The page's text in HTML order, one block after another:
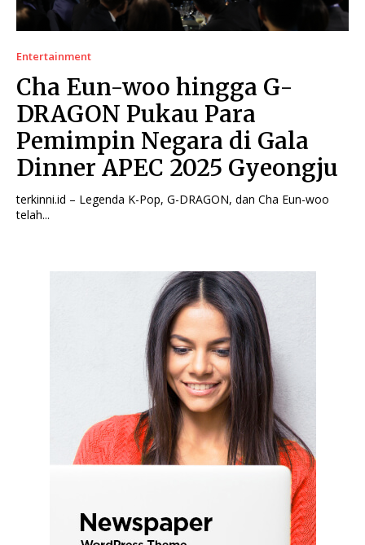
Entertainment
Cha Eun-woo hingga G-
DRAGON Pukau Para
Pemimpin Negara di Gala
Dinner APEC 2025 Gyeongju
terkinni.id – Legenda K-Pop, G-DRAGON, dan Cha Eun-woo
telah...